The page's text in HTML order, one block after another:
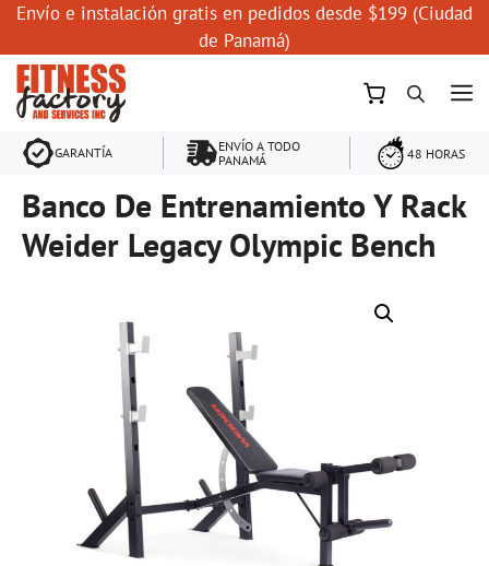
Saltar
contenido
Envío e instalación gratis en pedidos desde $199 (Ciudad
de Panamá)
GARANTÍA
ENVÍO A TODO
PANAMÁ
48 HORAS
Banco De Entrenamiento Y Rack
Weider Legacy Olympic Bench